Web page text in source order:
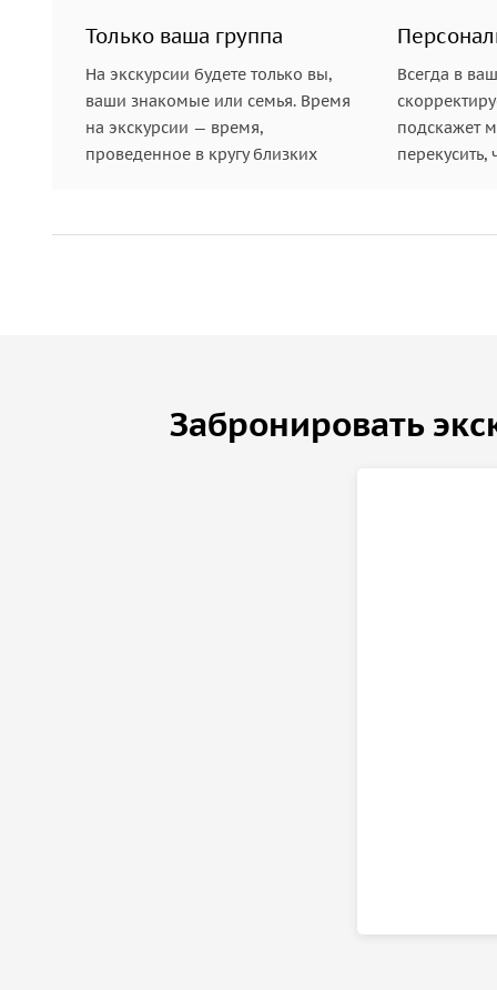
Только ваша группа
На экскурсии будете только вы,
ваши знакомые или семья. Время
на экскурсии — время,
проведенное в кругу близких
Всегда в
подскажет
перекусить,
Забронировать